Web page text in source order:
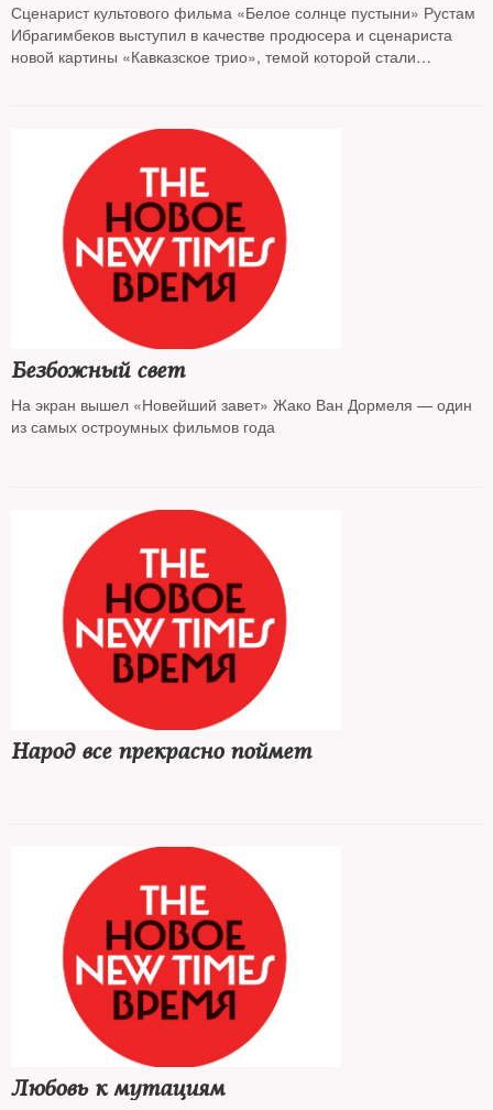
Сценарист культового фильма «Белое солнце пустыни» Рустам
Ибрагимбеков выступил в качестве продюсера и сценариста
новой картины «Кавказское трио», темой которой стали
Безбожный свет
На экран вышел «Новейший завет» Жако Ван Дормеля — один
из самых остроумных фильмов года
Народ все прекрасно поймет
Любовь к мутациям